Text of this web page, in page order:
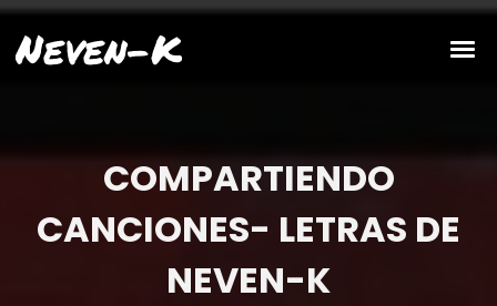
Neven-K
COMPARTIENDO
CANCIONES- LETRAS DE
NEVEN-K